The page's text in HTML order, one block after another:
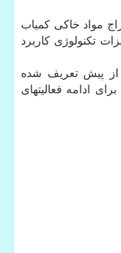
مواد خاكی كمیاب
تكنولوژی كاربرد
از پیش تعریف شده
ادامه فعالیتهای